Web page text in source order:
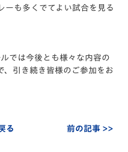
ーも多くでてよい試合を見る
では今後とも様々な内容の
、引き続き皆様のご参加をお
る 前の記事 >>